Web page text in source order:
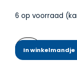
6 op voorraad
"We
stand
up
In winkelmandje